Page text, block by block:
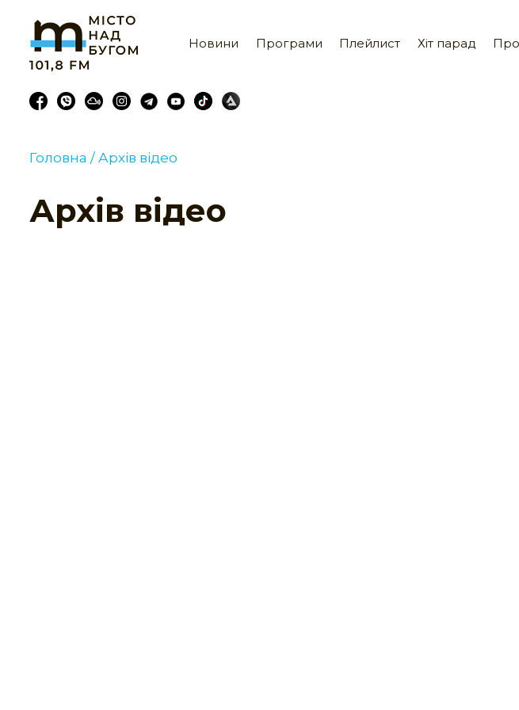
Новини Програми Плейлист Хіт парад
Головна / Архів відео
Архів відео